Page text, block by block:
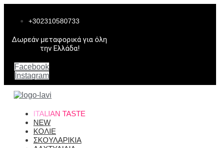
περιεχόμενο+302310580733
Δωρεάν μεταφορικά για όλη
την Ελλάδα!
Facebook
Instagram
ITALIAN TASTE
NEW
ΚΟΛΙΕ
ΣΚΟΥΛΑΡΙΚΙΑ